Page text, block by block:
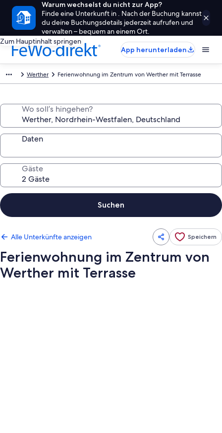
Warum wechselst du nicht zur App?
Finde eine Unterkunft in . Nach der Buchung kannst
du deine Buchungsdetails jederzeit aufrufen und
verwalten – bequem an einem Ort.
Zum Hauptinhalt springen
App herunterladen
Werther Ferienwohnung im Zentrum von Werther mit Terrasse
Wo soll’s hingehen?
Daten
Gäste
Suchen
Alle Unterkünfte anzeigen Speichern
Ferienwohnung im Zentrum von
Werther mit Terrasse